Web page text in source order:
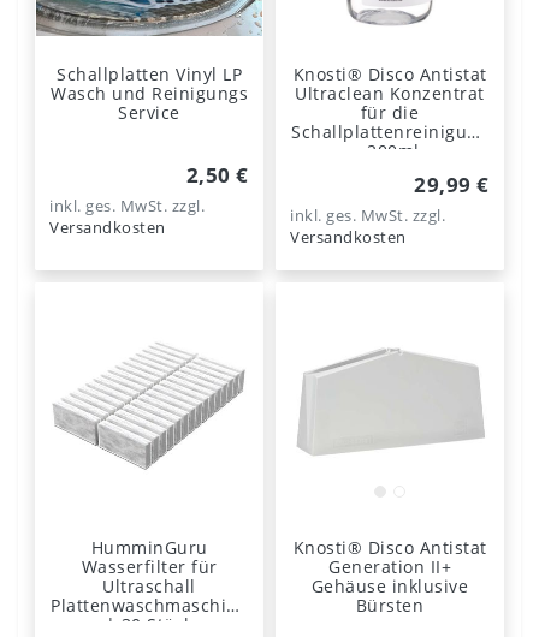
Schallplatten Vinyl LP
Wasch und Reinigungs
Service
2,50 €
inkl. ges. MwSt. zzgl.
Versandkosten
Knosti® Disco Antistat
Ultraclean Konzentrat
für die
Schallplattenreinigung
- 200ml.
29,99 €
inkl. ges. MwSt. zzgl.
Versandkosten
HumminGuru
Wasserfilter für
Ultraschall
Plattenwaschmaschine
| 30 Stück
Knosti® Disco Antistat
Generation II+
Gehäuse inklusive
Bürsten